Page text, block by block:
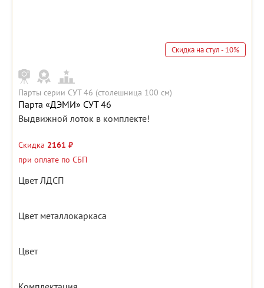
Скидка на стул - 10%
Парты серии СУТ 46 (столешница 100 см)
Парта «ДЭМИ» СУТ 46
Выдвижной лоток в комплекте!
Скидка 2161 ₽
при оплате по СБП
Цвет ЛДСП
Цвет металлокаркаса
Цвет